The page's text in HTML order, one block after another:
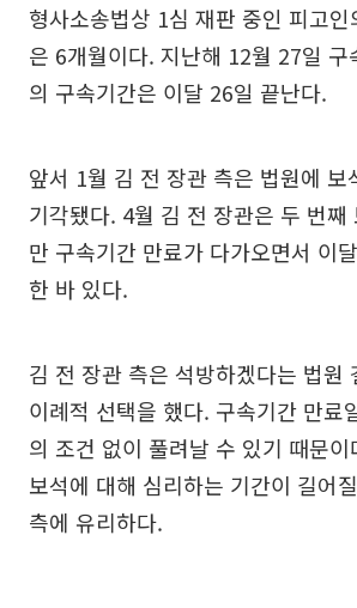
형사소송법상 1심 재판 중인 피고
은 6개월이다. 지난해 12월 27일 구
의 구속기간은 이달 26일 끝난다.
앞서 1월 김 전 장관 측은 법원에 보
기각됐다. 4월 김 전 장관은 두 번째
만 구속기간 만료가 다가오면서 이
한 바 있다.
김 전 장관 측은 석방하겠다는 법원
이례적 선택을 했다. 구속기간 만료
의 조건 없이 풀려날 수 있기 때문
보석에 대해 심리하는 기간이 길어
측에 유리하다.